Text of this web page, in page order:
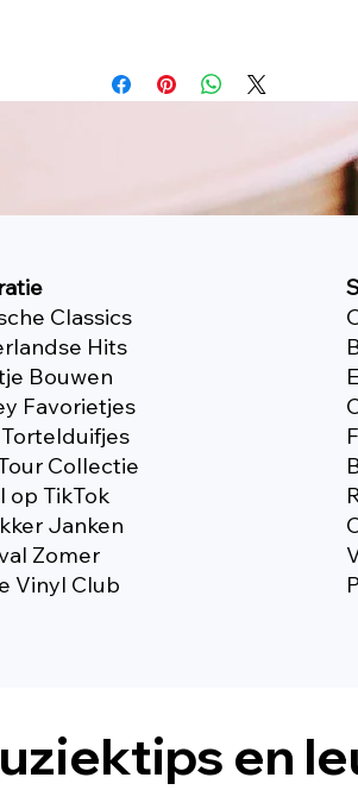
Classics
Hits
Bouwen
Favorietjes
Collectie
op TikTok
Janken
Zomer
Vinyl Club
en